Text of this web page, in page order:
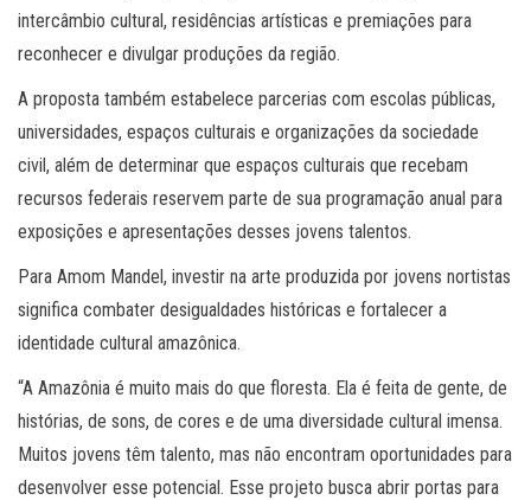
intercâmbio cultural, residências artísticas e premiações para
reconhecer e divulgar produções da região.
A proposta também estabelece parcerias com escolas públicas,
universidades, espaços culturais e organizações da sociedade
civil, além de determinar que espaços culturais que recebam
recursos federais reservem parte de sua programação anual para
exposições e apresentações desses jovens talentos.
Para Amom Mandel, investir na arte produzida por jovens nortistas
significa combater desigualdades históricas e fortalecer a
identidade cultural amazônica.
“A Amazônia é muito mais do que floresta. Ela é feita de gente, de
histórias, de sons, de cores e de uma diversidade cultural imensa.
Muitos jovens têm talento, mas não encontram oportunidades para
desenvolver esse potencial. Esse projeto busca abrir portas para